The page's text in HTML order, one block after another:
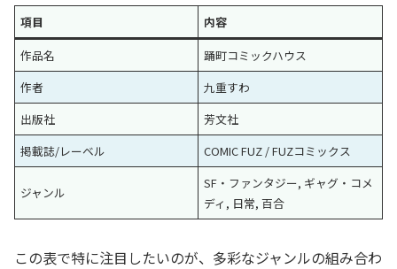
項目
内容
作品名
踊町コミックハウス
作者
九重すわ
出版社
芳文社
掲載誌/レーベル
COMIC FUZ / FUZコミックス
ジャンル
SF・ファンタジー, ギャグ・コメ
ディ, 日常, 百合
この表で特に注目したいのが、多彩なジャンルの組み合わ